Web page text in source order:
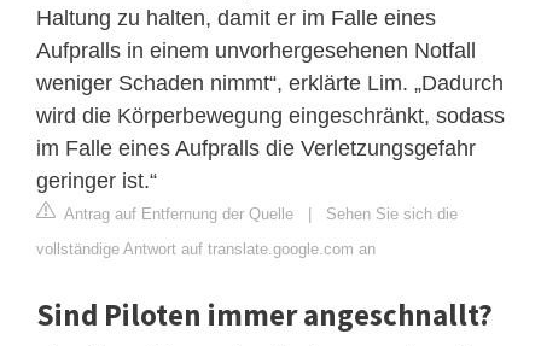
Haltung zu halten, damit er im Falle eines
Aufpralls in einem unvorhergesehenen Notfall
weniger Schaden nimmt“, erklärte Lim. „Dadurch
wird die Körperbewegung eingeschränkt, sodass
im Falle eines Aufpralls die Verletzungsgefahr
geringer ist.“
Antrag auf Entfernung der Quelle | Sehen Sie sich die
vollständige Antwort auf translate.google.com an
Sind Piloten immer angeschnallt?